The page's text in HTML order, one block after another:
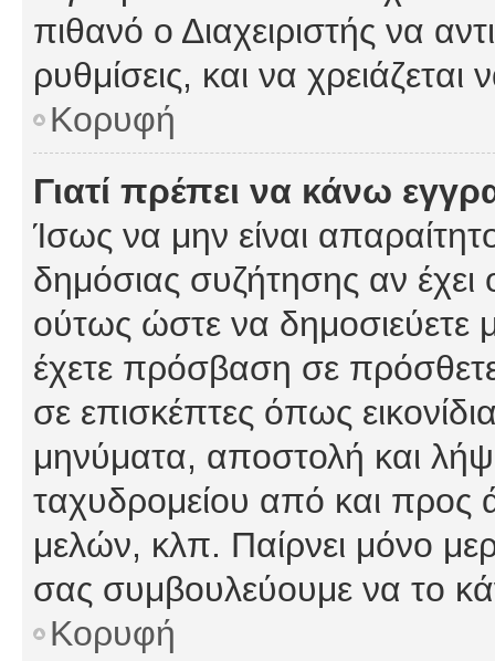
πιθανό ο Διαχειριστής να
ρυθμίσεις, και να χρειάζεται
Κορυφή
Γιατί πρέπει να κάνω
Ίσως να μην είναι
δημόσιας συζήτησης αν έχει
ούτως ώστε να δημοσιεύετε
έχετε πρόσβαση σε
σε επισκέπτες όπως
μηνύματα, αποστολή και
ταχυδρομείου από και προς
μελών, κλπ. Παίρνει μόνο
σας συμβουλεύουμε να το
Κορυφή